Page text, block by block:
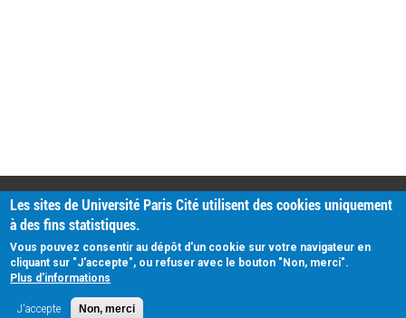
PRATIQUE
Plan d'accès
Intranet
Mentions légales
Données personnelles
Les sites de Université Paris Cité utilisent des cookies uniquement
à des fins statistiques.
Vous pouvez consentir au dépôt d'un cookie sur votre navigateur en
cliquant sur "J'accepte", ou refuser avec le bouton "Non, merci".
Plus d'informations
J'accepte Non, merci